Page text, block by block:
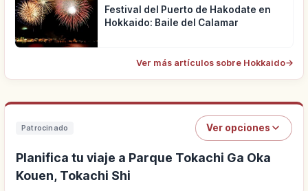
Festival del Puerto de Hakodate en
Hokkaido: Baile del Calamar
Ver más artículos sobre Hokkaido→
Patrocinado Ver opciones
Planifica tu viaje a Parque Tokachi Ga Oka
Kouen, Tokachi Shi